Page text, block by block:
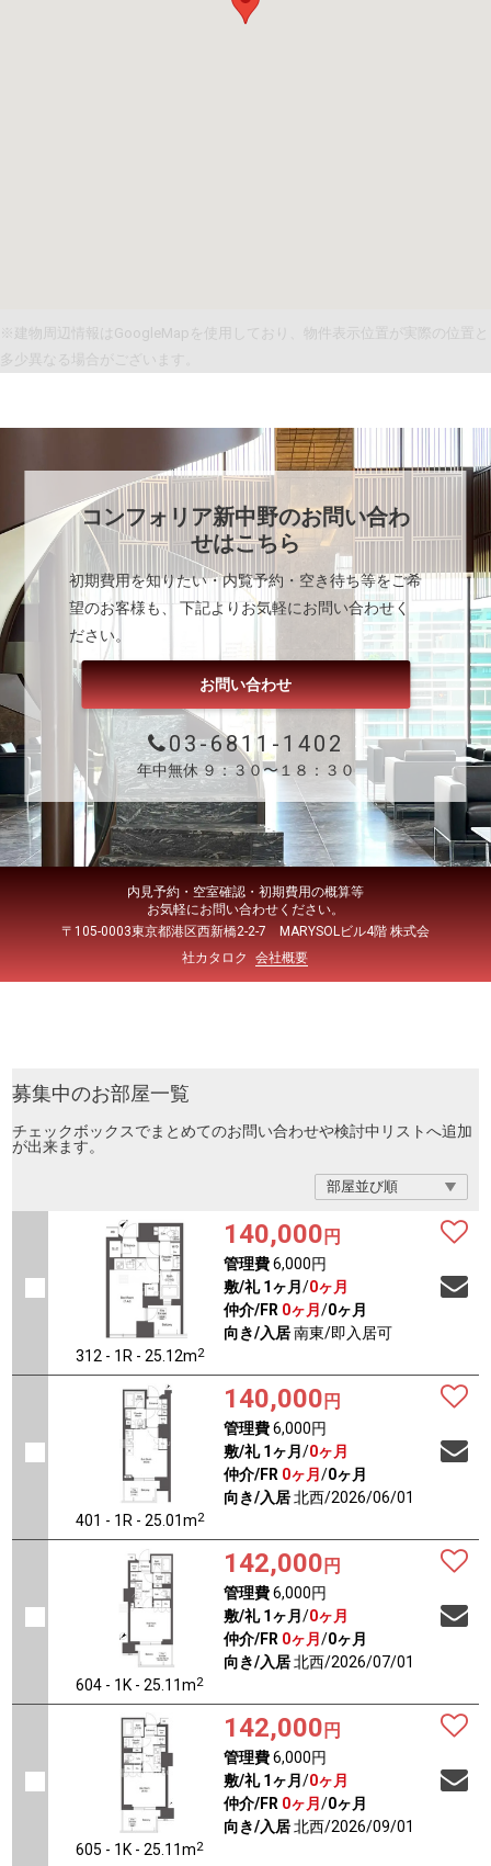
※建物周辺情報はGoogleMapを使用しており、物件表示位置が実際の位置と
多少異なる場合がございます。
コンフォリア新中野のお問い合わ
せはこちら
初期費用を知りたい・内覧予約・空き待ち等をご希
望のお客様も、 下記よりお気軽にお問い合わせく
ださい。
お問い合わせ
03-6811-1402
年中無休 ９：３０〜１８：３０
内見予約・空室確認・初期費用の概算等
お気軽にお問い合わせください。
〒105-0003東京都港区西新橋2-2-7 MARYSOLビル4階 株式会
社カタロク
会社概要
募集中のお部屋一覧
チェックボックスでまとめてのお問い合わせや検討中リストへ追加
が出来ます。
312 - 1R - 25.12m2
140,000 円
管理費6,000円
敷/礼 1ヶ月 /0ヶ月
仲介/FR 0ヶ月 /0ヶ月
向き/入居南東/即入居可
401 - 1R - 25.01m2
140,000 円
管理費6,000円
敷/礼 1ヶ月 /0ヶ月
仲介/FR 0ヶ月 /0ヶ月
向き/入居北西/2026/06/01
604 - 1K - 25.11m2
142,000 円
管理費6,000円
敷/礼 1ヶ月 /0ヶ月
仲介/FR 0ヶ月 /0ヶ月
向き/入居北西/2026/07/01
605 - 1K - 25.11m2
142,000 円
管理費6,000円
敷/礼 1ヶ月 /0ヶ月
仲介/FR 0ヶ月 /0ヶ月
向き/入居北西/2026/09/01